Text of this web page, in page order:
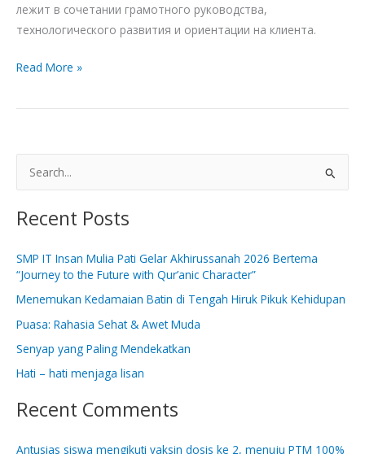
лежит в сочетании грамотного руководства,
технологического развития и ориентации на клиента.
Read More »
a
c
h
f
o
r
:
Recent Posts
SMP IT Insan Mulia Pati Gelar Akhirussanah 2026 Bertema
“Journey to the Future with Qur’anic Character”
Menemukan Kedamaian Batin di Tengah Hiruk Pikuk Kehidupan
Puasa: Rahasia Sehat & Awet Muda
Senyap yang Paling Mendekatkan
Hati – hati menjaga lisan
Recent Comments
Antusias siswa mengikuti vaksin dosis ke 2, menuju PTM 100%